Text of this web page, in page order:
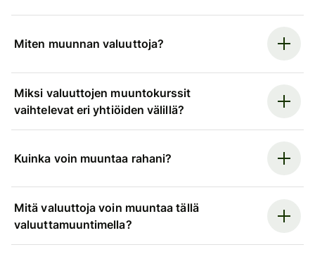
Miten muunnan valuuttoja?
Miksi valuuttojen muuntokurssit
vaihtelevat eri yhtiöiden välillä?
Kuinka voin muuntaa rahani?
Mitä valuuttoja voin muuntaa tällä
valuuttamuuntimella?